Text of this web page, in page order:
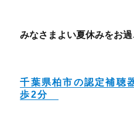
みなさまよい夏休みをお過
千葉県柏市の認定補
歩2分